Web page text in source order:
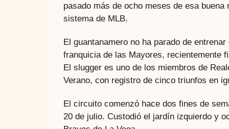
pasado más de ocho meses de esa
sistema de MLB.
El guantanamero no ha parado de
franquicia de las Mayores, recientemente
El slugger es uno de los miembros de
Verano, con registro de cinco triunfos en
El circuito comenzó hace dos fines de
20 de julio. Custodió el jardín izquierdo y